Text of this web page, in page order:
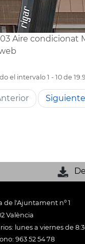
Aire condicionat
el intervalo 1 - 10 de
Siguiente
de l'Ajuntament nº 1
València
lunes a viernes de
963 52 54 78